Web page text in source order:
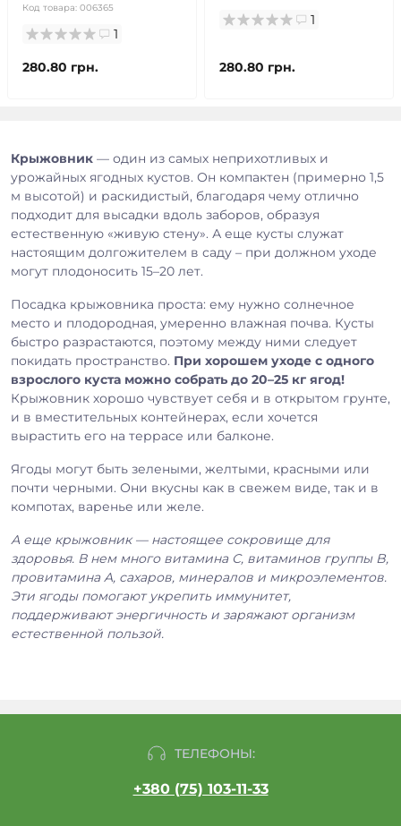
Код товара: 006365
1
280.80 грн.
1
280.80 грн.
Крыжовник — один из самых неприхотливых и
урожайных ягодных кустов. Он компактен (примерно 1,5
м высотой) и раскидистый, благодаря чему отлично
подходит для высадки вдоль заборов, образуя
естественную «живую стену». А еще кусты служат
настоящим долгожителем в саду – при должном уходе
могут плодоносить 15–20 лет.
Посадка крыжовника проста: ему нужно солнечное
место и плодородная, умеренно влажная почва. Кусты
быстро разрастаются, поэтому между ними следует
покидать пространство. При хорошем уходе с одного
взрослого куста можно собрать до 20–25 кг ягод!
Крыжовник хорошо чувствует себя и в открытом грунте,
и в вместительных контейнерах, если хочется
вырастить его на террасе или балконе.
Ягоды могут быть зелеными, желтыми, красными или
почти черными. Они вкусны как в свежем виде, так и в
компотах, варенье или желе.
А еще крыжовник — настоящее сокровище для
здоровья. В нем много витамина С, витаминов группы B,
провитамина A, сахаров, минералов и микроэлементов.
Эти ягоды помогают укрепить иммунитет,
поддерживают энергичность и заряжают организм
естественной пользой.
ТЕЛЕФОНЫ:
+380 (75) 103-11-33